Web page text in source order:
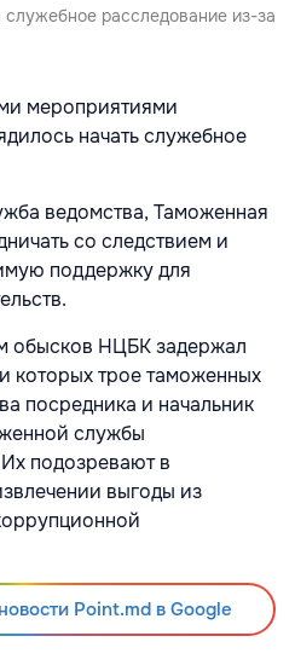
расследование из-за
мероприятиями
начать служебное
ведомства, Таможенная
со следствием и
поддержку для
обысков НЦБК задержал
которых трое таможенных
посредника и начальник
службы
подозревают в
выгоды из
Point.md в Google